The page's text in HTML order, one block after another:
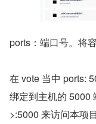
ports：端口号。将
在 vote 当中 ports:
绑定到主机的 5000
>:5000 来访问本项